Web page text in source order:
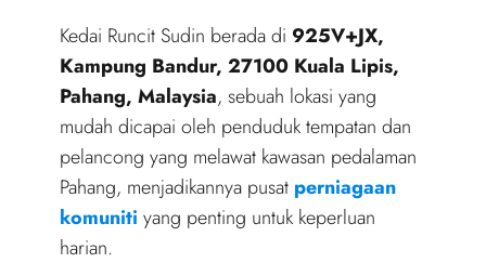
Kedai Runcit Sudin berada di 925V+JX,
Kampung Bandur, 27100 Kuala Lipis,
Pahang, Malaysia, sebuah lokasi yang
mudah dicapai oleh penduduk tempatan dan
pelancong yang melawat kawasan pedalaman
Pahang, menjadikannya pusat perniagaan
komuniti yang penting untuk keperluan
harian.